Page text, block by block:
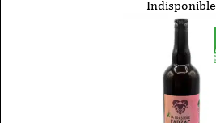
Indisponible